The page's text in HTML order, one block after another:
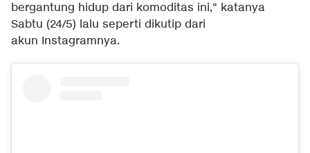
bergantung hidup dari komoditas ini," katanya
Sabtu (24/5) lalu seperti dikutip dari
akun Instagramnya.